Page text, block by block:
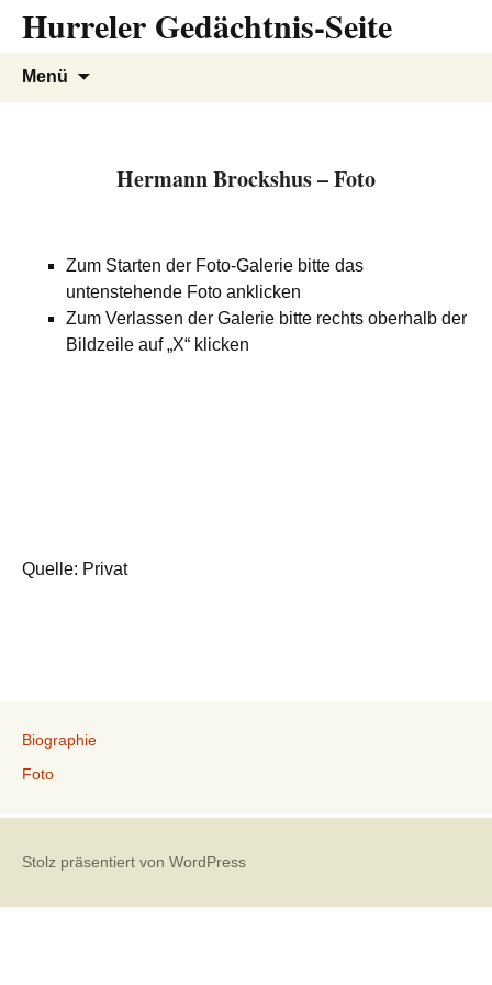
InhaltHurreler Gedächtnis-Seite
Menü
Hermann Brockshus – Foto
Zum Starten der Foto-Galerie bitte das
untenstehende Foto anklicken
Zum Verlassen der Galerie bitte rechts oberhalb der
Bildzeile auf „X“ klicken
Quelle: Privat
Biographie
Foto
Stolz präsentiert von WordPress